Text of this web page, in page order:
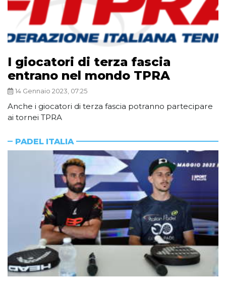
I giocatori di terza fascia
entrano nel mondo TPRA
14 Gennaio 2023, 07:25
Anche i giocatori di terza fascia potranno partecipare
ai tornei TPRA
PADEL ITALIA